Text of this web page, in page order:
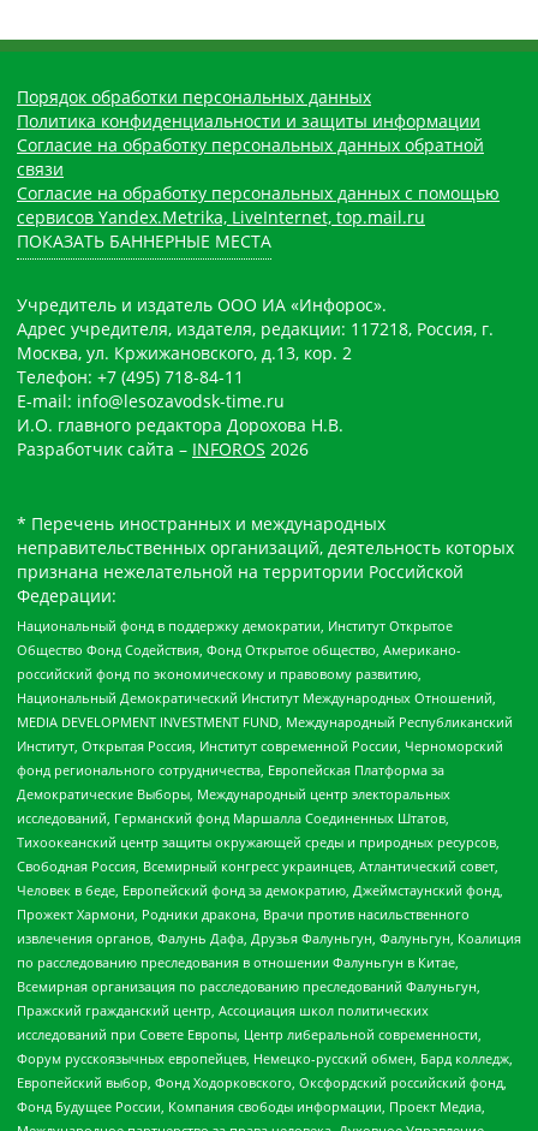
Порядок обработки персональных данных
Политика конфиденциальности и защиты информации
Согласие на обработку персональных данных обратной
связи
Согласие на обработку персональных данных с помощью
сервисов Yandex.Metrika, LiveInternet, top.mail.ru
ПОКАЗАТЬ БАННЕРНЫЕ МЕСТА
Учредитель и издатель ООО ИА «Инфорос».
Адрес учредителя, издателя, редакции: 117218, Россия, г.
Москва, ул. Кржижановского, д.13, кор. 2
Телефон: +7 (495) 718-84-11
E-mail: info@lesozavodsk-time.ru
И.О. главного редактора Дорохова Н.В.
Разработчик сайта – INFOROS 2026
* Перечень иностранных и международных
неправительственных организаций, деятельность которых
признана нежелательной на территории Российской
Федерации:
Национальный фонд в поддержку демократии, Институт Открытое
Общество Фонд Содействия, Фонд Открытое общество, Американо-
российский фонд по экономическому и правовому развитию,
Национальный Демократический Институт Международных Отношений,
MEDIA DEVELOPMENT INVESTMENT FUND, Международный Республиканский
Институт, Открытая Россия, Институт современной России, Черноморский
фонд регионального сотрудничества, Европейская Платформа за
Демократические Выборы, Международный центр электоральных
исследований, Германский фонд Маршалла Соединенных Штатов,
Тихоокеанский центр защиты окружающей среды и природных ресурсов,
Свободная Россия, Всемирный конгресс украинцев, Атлантический совет,
Человек в беде, Европейский фонд за демократию, Джеймстаунский фонд,
Прожект Хармони, Родники дракона, Врачи против насильственного
извлечения органов, Фалунь Дафа, Друзья Фалуньгун, Фалуньгун, Коалиция
по расследованию преследования в отношении Фалуньгун в Китае,
Всемирная организация по расследованию преследований Фалуньгун,
Пражский гражданский центр, Ассоциация школ политических
исследований при Совете Европы, Центр либеральной современности,
Форум русскоязычных европейцев, Немецко-русский обмен, Бард колледж,
Европейский выбор, Фонд Ходорковского, Оксфордский российский фонд,
Фонд Будущее России, Компания свободы информации, Проект Медиа,